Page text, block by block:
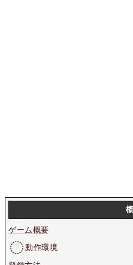
ゲーム概要
動作環境